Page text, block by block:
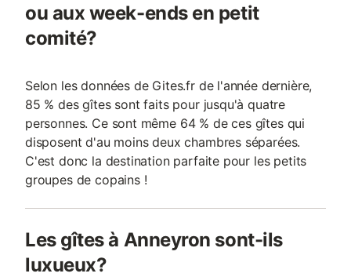
ou aux week-ends en petit
comité?
Selon les données de Gites.fr de l'année dernière,
85 % des gîtes sont faits pour jusqu'à quatre
personnes. Ce sont même 64 % de ces gîtes qui
disposent d'au moins deux chambres séparées.
C'est donc la destination parfaite pour les petits
groupes de copains !
Les gîtes à Anneyron sont-ils
luxueux?